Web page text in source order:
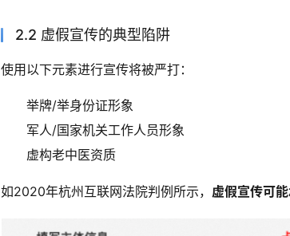
2.2 虚假宣传的典型陷阱
使用以下元素进行宣传将被严打：
举牌/举身份证形象
军人/国家机关工作人员形象
虚构老中医资质
如2020年杭州互联网法院判例所示， 虚假宣传可